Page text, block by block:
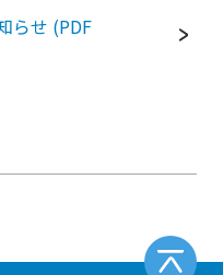
らせ (PDF